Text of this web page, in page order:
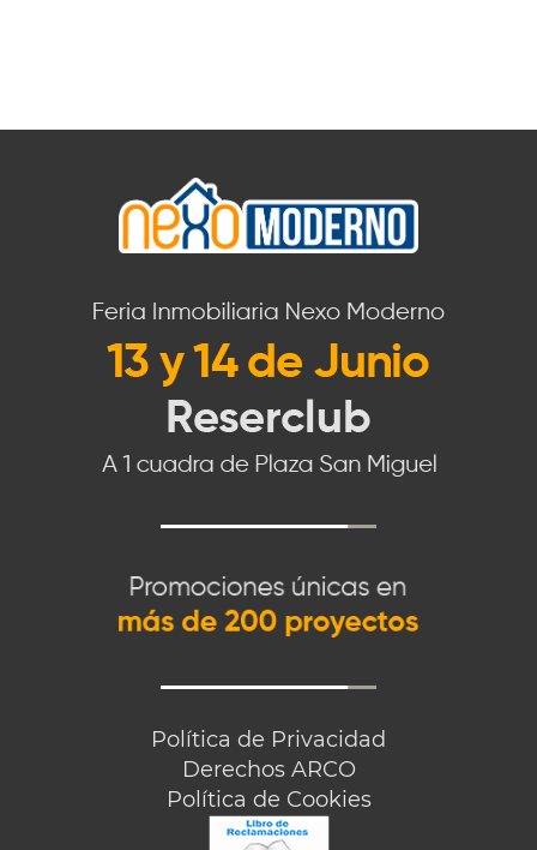
Política de Privacidad
Derechos ARCO
Política de Cookies